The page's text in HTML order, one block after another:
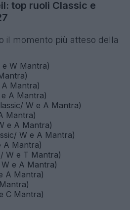
dai campi aiuterà a
e ci farà giocare per
un listone ancora migliore.
di calciatori interessato da
comunque esiguo e
solo in direzione
un ruolo in più e non in
top ruoli Classic e
il momento più atteso della
W Mantra)